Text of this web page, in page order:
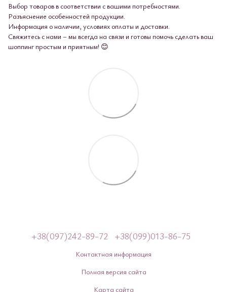
Выбор товаров в соответствии с вашими потребностями.
Разъяснение особенностей продукции.
Информация о наличии, условиях оплаты и доставки.
Свяжитесь с нами – мы всегда на связи и готовы помочь сделать ваш
шоппинг простым и приятным! 😊
+38(097)242-89-72 +38(099)013-86-75
Контактная информация
Полная версия сайта
Карта сайта